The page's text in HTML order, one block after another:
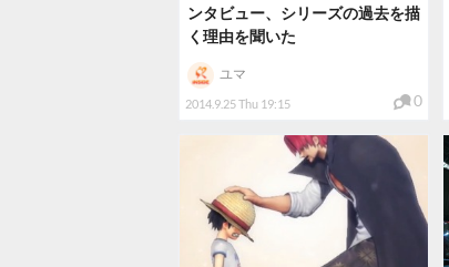
ンタビュー、シリーズの過去を描
く理由を聞いた
2014.9.25 Thu 19:15
ユマ
0